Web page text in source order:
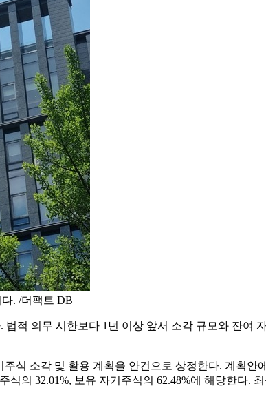
. /더팩트 DB
적 의무 시한보다 1년 이상 앞서 소각 규모와 잔여
식 소각 및 활용 계획을 안건으로 상정한다. 계획안
의 32.01%, 보유 자기주식의 62.48%에 해당한다.